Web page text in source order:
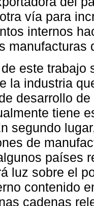
vía para
internos
manufacturas
este trabajo
la industria
des­arrollo
tiene
segundo
de
países
luz sobre el
contenido
cadenas